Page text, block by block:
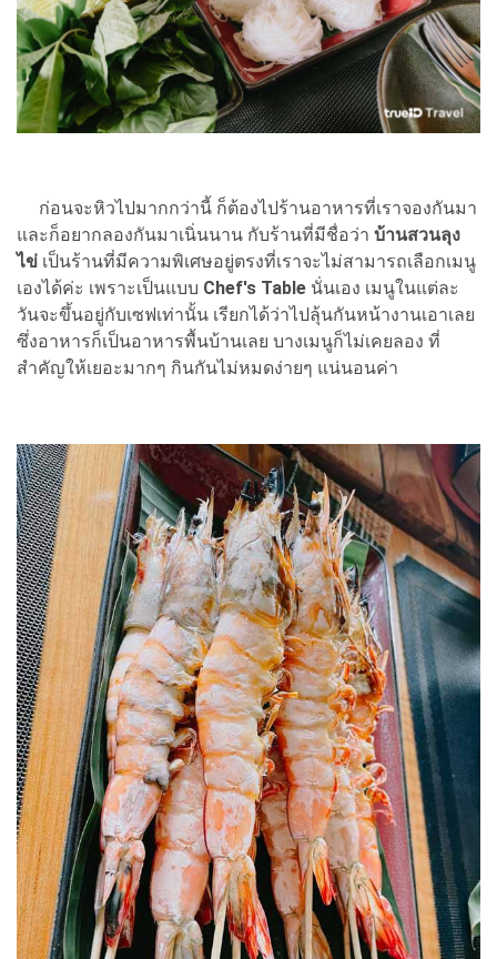
ก่อนจะหิวไปมากกว่านี้ ก็ต้องไปร้านอาหารที่เราจองกันมา
และก็อยากลองกันมาเนิ่นนาน กับร้านที่มีชื่อว่า บ้านสวนลุง
ไข่ เป็นร้านที่มีความพิเศษอยู่ตรงที่เราจะไม่สามารถเลือกเมนู
เองได้ค่ะ เพราะเป็นแบบ Chef's Table นั่นเอง เมนูในแต่ละ
วันจะขึ้นอยู่กับเซฟเท่านั้น เรียกได้ว่าไปลุ้นกันหน้างานเอาเลย
ซึ่งอาหารก็เป็นอาหารพื้นบ้านเลย บางเมนูก็ไม่เคยลอง ที่
สำคัญให้เยอะมากๆ กินกันไม่หมดง่ายๆ แน่นอนค่า